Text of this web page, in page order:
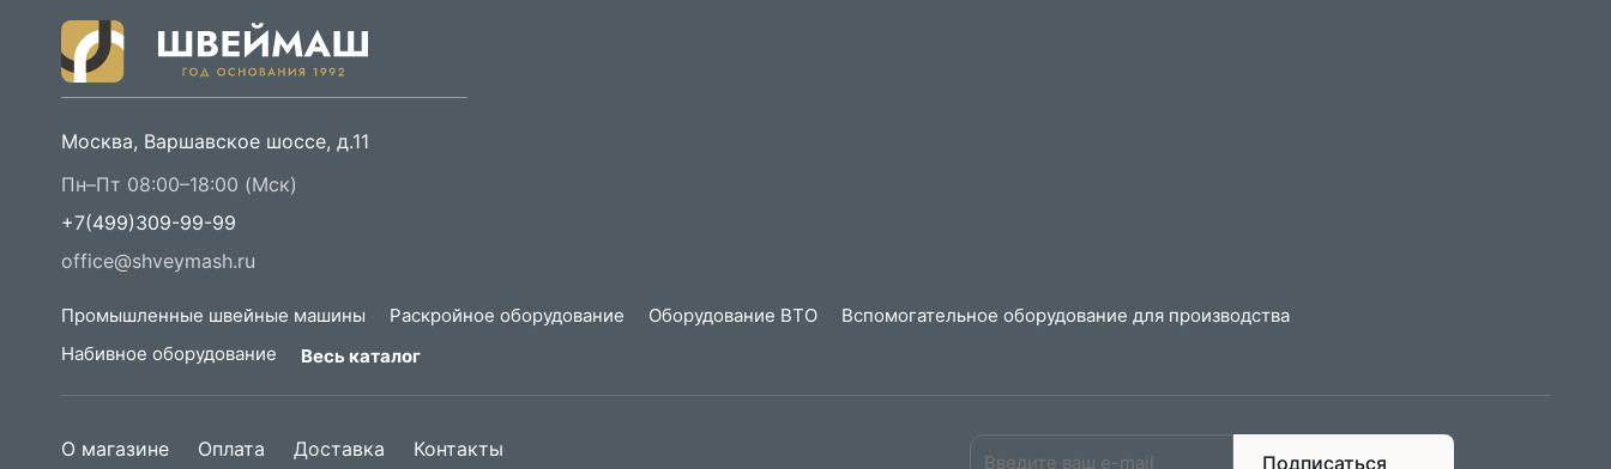
Москва, Варшавское шоссе, д.11
Пн–Пт 08:00–18:00 (Мск)
+7(499)309-99-99
office@shveymash.ru
Промышленные швейные машины Раскройное оборудование Оборудование ВТО
Вспомогательное оборудование для производства
Набивное оборудование
Весь каталог
О магазине Оплата Доставка Контакты
Подписаться